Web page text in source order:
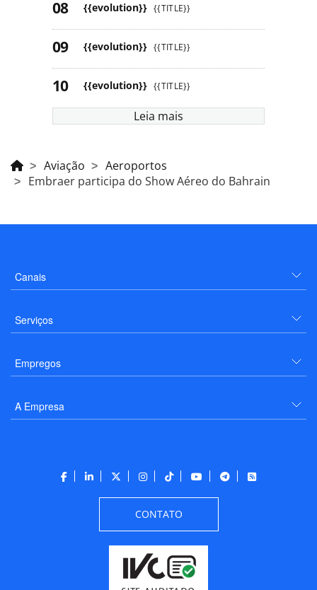
{{evolution}} {{TITLE}}
{{evolution}} {{TITLE}}
{{evolution}} {{TITLE}}
Leia mais
Aviação
Aeroportos
Embraer participa do Show Aéreo do Bahrain
Canais
Serviços
Empregos
A Empresa
CONTATO